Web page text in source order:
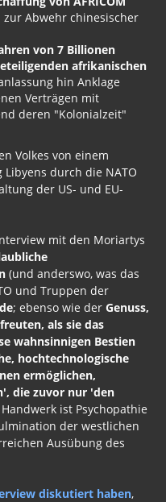
Abwehr chinesischer
von 7 Billionen
afrikanischen
hin Anklage
Verträgen mit
deren "Kolonialzeit"
Volkes von einem
durch die NATO
der US- und EU-
mit den Moriartys
(und anderswo, was das
und Truppen der
; ebenso wie der Genuss,
als sie das
wahnsinnigen Bestien
hochtechnologische
ermöglichen,
die zuvor nur 'den
ist Psychopathie
der westlichen
Ausübung des
diskutiert haben,